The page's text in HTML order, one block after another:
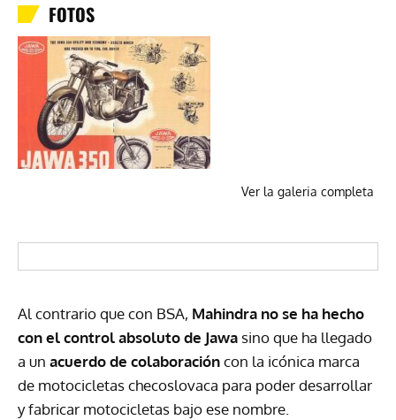
FOTOS
Ver la galeria completa
Al contrario que con BSA, Mahindra no se ha hecho
con el control absoluto de Jawa sino que ha llegado
a un acuerdo de colaboracióncon la icónica marca
de motocicletas checoslovaca para poder desarrollar
y fabricar motocicletas bajo ese nombre.